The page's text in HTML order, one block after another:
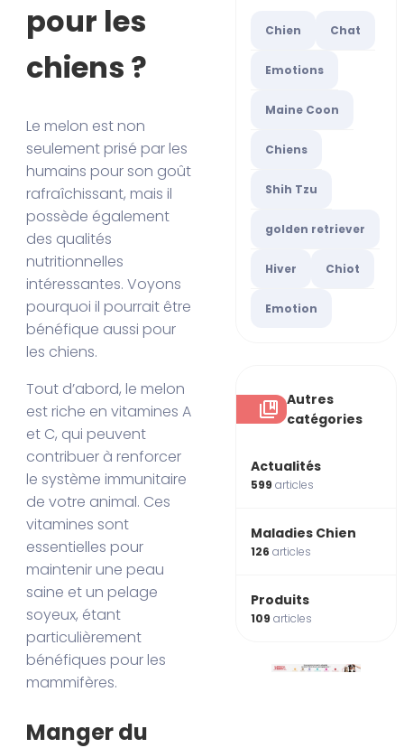
pour les
chiens ?
Le melon est non
seulement prisé par les
humains pour son goût
rafraîchissant, mais il
possède également
des qualités
nutritionnelles
intéressantes. Voyons
pourquoi il pourrait être
bénéfique aussi pour
les chiens.
Tout d’abord, le melon
est riche en vitamines A
et C, qui peuvent
contribuer à renforcer
le système immunitaire
de votre animal. Ces
vitamines sont
essentielles pour
maintenir une peau
saine et un pelage
soyeux, étant
particulièrement
bénéfiques pour les
mammifères.
Manger du
Chien Chat
Emotions
Maine Coon
Chiens
Shih Tzu
golden retriever
Hiver Chiot
Emotion
Autres
catégories
Actualités
599articles
Maladies Chien
126articles
Produits
109articles